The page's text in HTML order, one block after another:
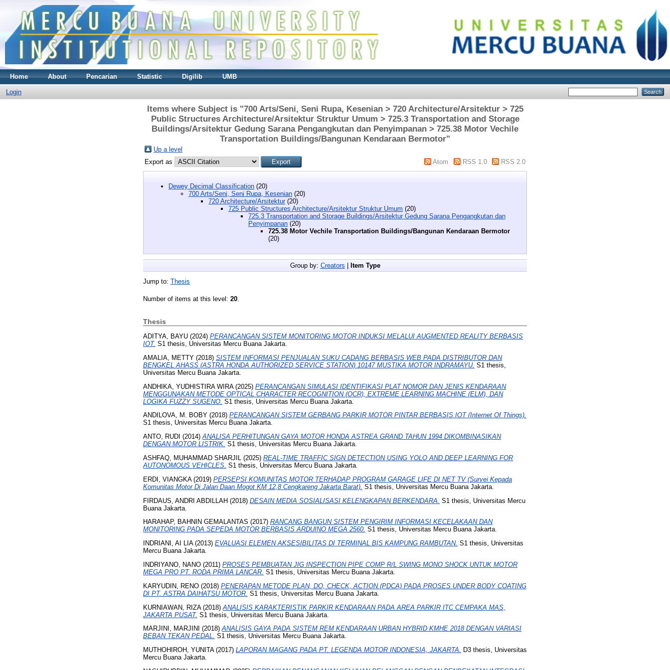
Home About Pencarian Statistic Digilib UMB
Login
Items where Subject is "700 Arts/Seni, Seni Rupa, Kesenian > 720 Architecture/Arsitektur > 725
Public Structures Architecture/Arsitektur Struktur Umum > 725.3 Transportation and Storage
Buildings/Arsitektur Gedung Sarana Pengangkutan dan Penyimpanan > 725.38 Motor Vechile
Transportation Buildings/Bangunan Kendaraan Bermotor"
Up a level
Export as
Atom RSS 1.0 RSS 2.0
Dewey Decimal Classification (20)
700 Arts/Seni, Seni Rupa, Kesenian (20)
720 Architecture/Arsitektur(20)
725 Public Structures Architecture/Arsitektur Struktur Umum (20)
725.3 Transportation and Storage Buildings/Arsitektur Gedung Sarana Pengangkutan dan
Penyimpanan (20)
725.38 Motor Vechile Transportation Buildings/Bangunan Kendaraan Bermotor
(20)
Group by: Creators Item Type
Jump to: Thesis
Number of items at this level: 20.
Thesis
ADITYA, BAYU (2024) PERANCANGAN SISTEM MONITORING MOTOR INDUKSI MELALUI AUGMENTED REALITY BERBASIS
IOT. S1 thesis, Universitas Mercu Buana Jakarta.
AMALIA, METTY (2018) SISTEM INFORMASI PENJUALAN SUKU CADANG BERBASIS WEB PADA DISTRIBUTOR DAN
BENGKEL AHASS (ASTRA HONDA AUTHORIZED SERVICE STATION) 10147 MUSTIKA MOTOR INDRAMAYU. S1 thesis,
Universitas Mercu Buana Jakarta.
ANDHIKA, YUDHISTIRA WIRA(2025) PERANCANGAN SIMULASI IDENTIFIKASI PLAT NOMOR DAN JENIS KENDARAAN
MENGGUNAKAN METODE OPTICAL CHARACTER RECOGNITION (OCR), EXTREME LEARNING MACHINE (ELM), DAN
LOGIKA FUZZY SUGENO. S1 thesis, Universitas Mercu Buana Jakarta.
ANDILOVA, M. BOBY (2018) PERANCANGAN SISTEM GERBANG PARKIR MOTOR PINTAR BERBASIS IOT (Internet Of Things).
S1 thesis, Universitas Mercu Buana Jakarta.
ANTO, RUDI (2014)ANALISA PERHITUNGAN GAYA MOTOR HONDA ASTREA GRAND TAHUN 1994 DIKOMBINASIKAN
DENGAN MOTOR LISTRIK. S1 thesis, Universitas Mercu Buana Jakarta.
ASHFAQ, MUHAMMAD SHARJIL (2025) REAL-TIME TRAFFIC SIGN DETECTION USING YOLO AND DEEP LEARNING FOR
AUTONOMOUS VEHICLES. S1 thesis, Universitas Mercu Buana Jakarta.
ERDI, VIANGKA(2019) PERSEPSI KOMUNITAS MOTOR TERHADAP PROGRAM GARAGE LIFE DI NET TV (Survei Kepada
Komunitas Motor Di Jalan Daan Mogot KM 12,8 Cengkareng Jakarta Barat). S1 thesis, Universitas Mercu Buana Jakarta.
FIRDAUS, ANDRI ABDILLAH (2018) DESAIN MEDIA SOSIALISASI KELENGKAPAN BERKENDARA. S1 thesis, Universitas Mercu
Buana Jakarta.
HARAHAP, BAHNIN GEMALANTAS (2017) RANCANG BANGUN SISTEM PENGIRIM INFORMASI KECELAKAAN DAN
MONITORING PADA SEPEDA MOTOR BERBASIS ARDUINO MEGA 2560. S1 thesis, Universitas Mercu Buana Jakarta.
INDRIANI, AI LIA(2013) EVALUASI ELEMEN AKSESIBILITAS DI TERMINAL BIS KAMPUNG RAMBUTAN. S1 thesis, Universitas
Mercu Buana Jakarta.
INDRIYANO, NANO (2011) PROSES PEMBUATAN JIG INSPECTION PIPE COMP R/L SWING MONO SHOCK UNTUK MOTOR
MEGA PRO PT. RODA PRIMA LANCAR. S1 thesis, Universitas Mercu Buana Jakarta.
KARYUDIN, RENO (2018) PENERAPAN METODE PLAN, DO, CHECK, ACTION (PDCA) PADA PROSES UNDER BODY COATING
DI PT. ASTRA DAIHATSU MOTOR. S1 thesis, Universitas Mercu Buana Jakarta.
KURNIAWAN, RIZA(2018) ANALISIS KARAKTERISTIK PARKIR KENDARAAN PADA AREA PARKIR ITC CEMPAKA MAS,
JAKARTA PUSAT. S1 thesis, Universitas Mercu Buana Jakarta.
MARJINI, MARJINI (2018)ANALISIS GAYA PADA SISTEM REM KENDARAAN URBAN HYBRID KMHE 2018 DENGAN VARIASI
BEBAN TEKAN PEDAL. S1 thesis, Universitas Mercu Buana Jakarta.
MUTHOHIROH, YUNITA(2017) LAPORAN MAGANG PADA PT. LEGENDA MOTOR INDONESIA, JAKARTA. D3 thesis, Universitas
Mercu Buana Jakarta.